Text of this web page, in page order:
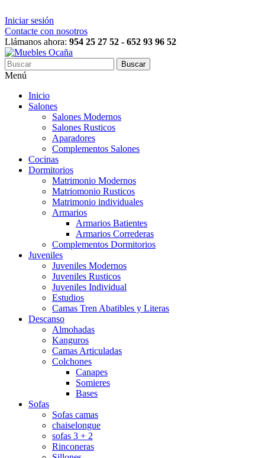
Iniciar sesión
Contacte con nosotros
Llámanos ahora: 954 25 27 52 - 652 93 96 52
Buscar
Menú
Inicio
Salones
Salones Modernos
Salones Rusticos
Aparadores
Complementos Salones
Cocinas
Dormitorios
Matrimonio Modernos
Matriomonio Rusticos
Matrimonio individuales
Armarios
Armarios Batientes
Armarios Correderas
Complementos Dormitorios
Juveniles
Juveniles Modernos
Juveniles Rusticos
Juveniles Individual
Estudios
Camas Tren Abatibles y Literas
Descanso
Almohadas
Kanguros
Camas Articuladas
Colchones
Canapes
Somieres
Bases
Sofas
Sofas camas
chaiselongue
sofas 3 + 2
Rinconeras